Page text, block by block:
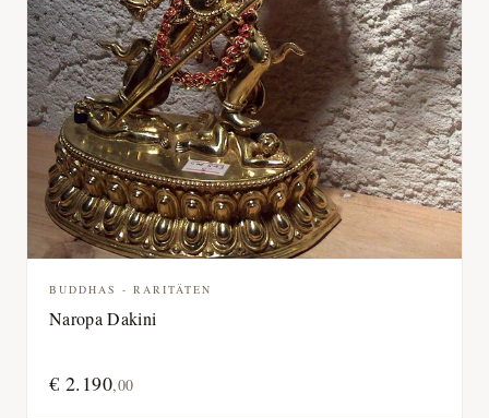
BUDDHAS - RARITÄTEN
Naropa Dakini
€ 2.190,00